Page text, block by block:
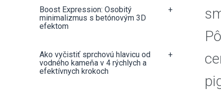
Boost Expression: Osobitý
minimalizmus s betónovým 3D
efektom
+
Ako vyčistiť sprchovú hlavicu od
vodného kameňa v 4 rýchlych a
efektívnych krokoch
+